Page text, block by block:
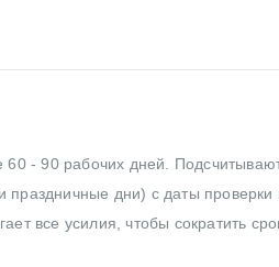
60 - 90 рабочих дней.
дни) с даты проверки
все усилия, чтобы сократить